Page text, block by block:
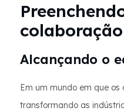
Alcançando o
Em um mundo em que
transformando as